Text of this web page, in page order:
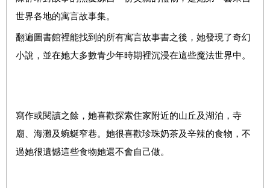
世界各地的寓言故事集。
翻遍圖書館裡能找到的所有寓言故事書之後，她發現了奇幻
小說，並在她大多數青少年時期裡沉浸在這些魔法世界中。
寫作或閱讀之餘，她喜歡探索住家附近的山丘及湖泊，寺
廟、海灘及蜿蜒窄巷。她很喜歡珍珠奶茶及辛辣的食物，不
過她很遺憾這些食物她還不會自己做。